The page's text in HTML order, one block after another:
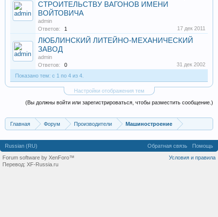
СТРОИТЕЛЬСТВУ ВАГОНОВ ИМЕНИ
ВОЙТОВИЧА
admin
Ответов:
1 17 дек 2011
ЛЮБЛИНСКИЙ ЛИТЕЙНО-МЕХАНИЧЕСКИЙ
ЗАВОД
admin
Ответов:
0
31 дек 2002
Показано тем: с 1 по 4 из 4.
Настройки отображения тем
(Вы должны войти или зарегистрироваться, чтобы разместить сообщение.)
Главная Форум Производители Машиностроение
Russian (RU) Обратная связь
Помощь
Условия и правила
Forum software by XenForo™
Перевод: XF-Russia.ru